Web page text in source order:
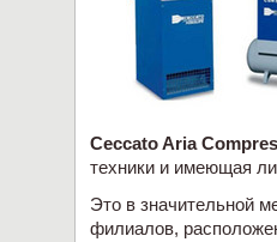
Ceccato Aria
техники и имеющая
Это в значительной
филиалов,